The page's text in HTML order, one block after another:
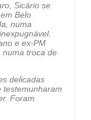
Sicário se
Belo
numa
e ex-PM
numa troca de
delicadas
testemunharam
Foram